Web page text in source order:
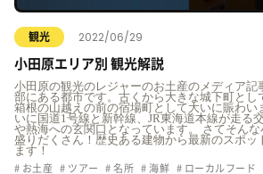
観光 2022/06/29
小田原エリア別 観光解説
小田原の観光のレジャーのお土産のメディア記
部にある都市です。古くから大きな城下町とし
箱根の山越えの前の宿場町として大いに賑わい
いに国道1号線と新幹線、JR東海道本線が走る
や熱海への玄関口となっています。 さてそん
盛りだくさん！歴史ある建物から最新のスポッ
ます！
お土産 ツアー 名所 海鮮 ローカルフード